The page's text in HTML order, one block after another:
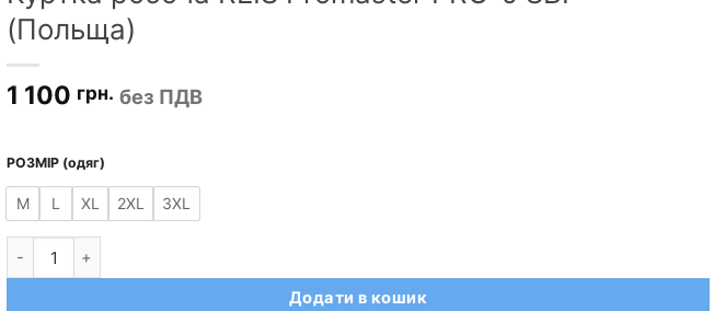
(Польща)
1 100 грн. без ПДВ
РОЗМІР (одяг)
M L XL 2XL 3XL
Додати в кошик